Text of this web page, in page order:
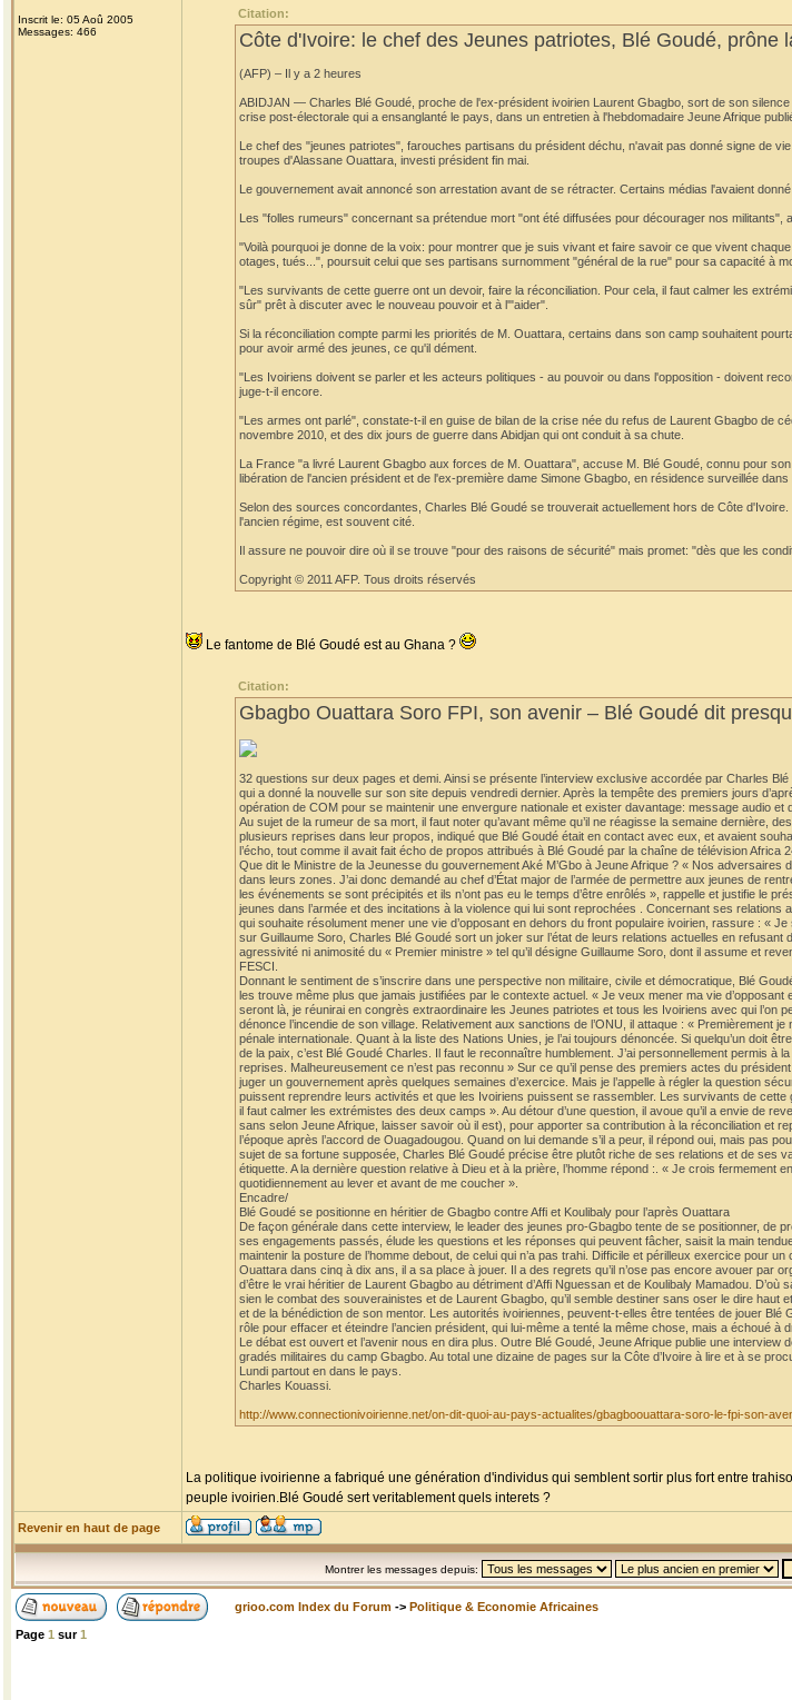
Inscrit le: 05 Aoû 2005
Messages: 466
Citation:
Côte d'Ivoire: le chef des Jeunes patriotes, Blé Goudé, prône
(AFP) – Il y a 2 heures
ABIDJAN — Charles Blé Goudé, proche de l'ex-président ivoirien Laurent Gbagbo, sort de son
crise post-électorale qui a ensanglanté le pays, dans un entretien à l'hebdomadaire Jeune Afrique
Le chef des "jeunes patriotes", farouches partisans du président déchu, n'avait pas donné signe de
troupes d'Alassane Ouattara, investi président fin mai.
Le gouvernement avait annoncé son arrestation avant de se rétracter. Certains médias l'avaient donné
Les "folles rumeurs" concernant sa prétendue mort "ont été diffusées pour décourager nos militants",
"Voilà pourquoi je donne de la voix: pour montrer que je suis vivant et faire savoir ce que vivent
otages, tués...", poursuit celui que ses partisans surnomment "général de la rue" pour sa capacité à
"Les survivants de cette guerre ont un devoir, faire la réconciliation. Pour cela, il faut calmer les
sûr" prêt à discuter avec le nouveau pouvoir et à l'"aider".
Si la réconciliation compte parmi les priorités de M. Ouattara, certains dans son camp souhaitent
pour avoir armé des jeunes, ce qu'il dément.
"Les Ivoiriens doivent se parler et les acteurs politiques - au pouvoir ou dans l'opposition - doivent
juge-t-il encore.
"Les armes ont parlé", constate-t-il en guise de bilan de la crise née du refus de Laurent Gbagbo de
novembre 2010, et des dix jours de guerre dans Abidjan qui ont conduit à sa chute.
La France "a livré Laurent Gbagbo aux forces de M. Ouattara", accuse M. Blé Goudé, connu pour
libération de l'ancien président et de l'ex-première dame Simone Gbagbo, en résidence surveillée dans
Selon des sources concordantes, Charles Blé Goudé se trouverait actuellement hors de Côte
l'ancien régime, est souvent cité.
Il assure ne pouvoir dire où il se trouve "pour des raisons de sécurité" mais promet: "dès que les
Copyright © 2011 AFP. Tous droits réservés
Le fantome de Blé Goudé est au Ghana ?
Citation:
Gbagbo Ouattara Soro FPI, son avenir – Blé Goudé dit
32 questions sur deux pages et demi. Ainsi se présente l’interview exclusive accordée par Charles
qui a donné la nouvelle sur son site depuis vendredi dernier. Après la tempête des premiers jours
opération de COM pour se maintenir une envergure nationale et exister davantage: message audio et
Au sujet de la rumeur de sa mort, il faut noter qu’avant même qu’il ne réagisse la semaine dernière,
plusieurs reprises dans leur propos, indiqué que Blé Goudé était en contact avec eux, et avaient
l’écho, tout comme il avait fait écho de propos attribués à Blé Goudé par la chaîne de télévision Africa
Que dit le Ministre de la Jeunesse du gouvernement Aké M’Gbo à Jeune Afrique ? « Nos
dans leurs zones. J’ai donc demandé au chef d’État major de l’armée de permettre aux jeunes de
les événements se sont précipités et ils n’ont pas eu le temps d’être enrôlés », rappelle et justifie le
jeunes dans l’armée et des incitations à la violence qui lui sont reprochées . Concernant ses relations
qui souhaite résolument mener une vie d’opposant en dehors du front populaire ivoirien, rassure : «
sur Guillaume Soro, Charles Blé Goudé sort un joker sur l’état de leurs relations actuelles en refusant
agressivité ni animosité du « Premier ministre » tel qu’il désigne Guillaume Soro, dont il assume et
FESCI.
Donnant le sentiment de s’inscrire dans une perspective non militaire, civile et démocratique, Blé
les trouve même plus que jamais justifiées par le contexte actuel. « Je veux mener ma vie
seront là, je réunirai en congrès extraordinaire les Jeunes patriotes et tous les Ivoiriens avec qui l’on
dénonce l’incendie de son village. Relativement aux sanctions de l’ONU, il attaque : « Premièrement
pénale internationale. Quant à la liste des Nations Unies, je l’ai toujours dénoncée. Si quelqu’un doit
de la paix, c’est Blé Goudé Charles. Il faut le reconnaître humblement. J’ai personnellement permis à
reprises. Malheureusement ce n’est pas reconnu » Sur ce qu’il pense des premiers actes du
juger un gouvernement après quelques semaines d’exercice. Mais je l’appelle à régler la question
puissent reprendre leurs activités et que les Ivoiriens puissent se rassembler. Les survivants de cette
il faut calmer les extrémistes des deux camps ». Au détour d’une question, il avoue qu’il a envie de
sans selon Jeune Afrique, laisser savoir où il est), pour apporter sa contribution à la réconciliation et
l’époque après l’accord de Ouagadougou. Quand on lui demande s’il a peur, il répond oui, mais pas
sujet de sa fortune supposée, Charles Blé Goudé précise être plutôt riche de ses relations et de ses
étiquette. A la dernière question relative à Dieu et à la prière, l’homme répond :. « Je crois fermement
quotidiennement au lever et avant de me coucher ».
Encadre/
Blé Goudé se positionne en héritier de Gbagbo contre Affi et Koulibaly pour l’après Ouattara
De façon générale dans cette interview, le leader des jeunes pro-Gbagbo tente de se positionner, de
ses engagements passés, élude les questions et les réponses qui peuvent fâcher, saisit la main
maintenir la posture de l’homme debout, de celui qui n’a pas trahi. Difficile et périlleux exercice pour
Ouattara dans cinq à dix ans, il a sa place à jouer. Il a des regrets qu’il n’ose pas encore avouer par
d’être le vrai héritier de Laurent Gbagbo au détriment d’Affi Nguessan et de Koulibaly Mamadou.
sien le combat des souverainistes et de Laurent Gbagbo, qu’il semble destiner sans oser le dire haut
et de la bénédiction de son mentor. Les autorités ivoiriennes, peuvent-t-elles être tentées de jouer Blé
rôle pour effacer et éteindre l’ancien président, qui lui-même a tenté la même chose, mais a échoué
Le débat est ouvert et l’avenir nous en dira plus. Outre Blé Goudé, Jeune Afrique publie une interview
gradés militaires du camp Gbagbo. Au total une dizaine de pages sur la Côte d’Ivoire à lire et à se
Lundi partout en dans le pays.
Charles Kouassi.
http://www.connectionivoirienne.net/on-dit-quoi-au-pays-actualites/gbagboouattara-soro-le-fpi-son-
La politique ivoirienne a fabriqué une génération d'individus qui semblent sortir plus fort entre
peuple ivoirien.Blé Goudé sert veritablement quels interets ?
Revenir en haut de page
Montrer les messages depuis:
grioo.com Index du Forum -> Politique & Economie Africaines
Page 1 sur1